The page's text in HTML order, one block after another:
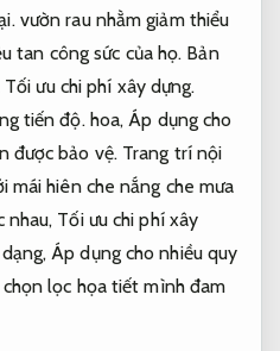
vườn rau nhằm giảm thiểu
tan công sức của họ. Bản
Tối ưu chi phí xây dựng.
tiến độ.hoa,Áp dụng cho
được bảo vệ. Trang trí nội
mái hiên che nắng che mưa
nhau, Tối ưu chi phí xây
dạng,Áp dụng cho nhiều quy
lọc họa tiết mình đam